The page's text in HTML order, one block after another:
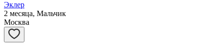
Эклер
2 месяца, Мальчик
Москва